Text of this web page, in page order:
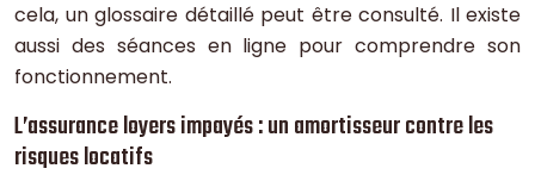
cela, un glossaire détaillé peut être consulté. Il existe
aussi des séances en ligne pour comprendre son
fonctionnement.
L’assurance loyers impayés : un amortisseur contre les
risques locatifs